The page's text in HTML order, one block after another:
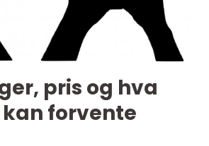
pris og hva
forvente